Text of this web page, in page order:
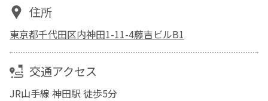
住所
東京都千代田区内神田1-11-4藤吉ビルB1
交通アクセス
JR山手線 神田駅 徒歩5分